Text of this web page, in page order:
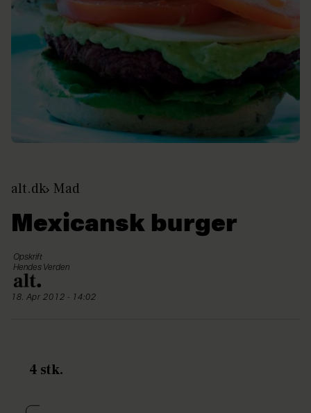
alt.dk Mad
Mexicansk burger
Opskrift
Hendes Verden
18. Apr 2012 - 14:02
4 stk.